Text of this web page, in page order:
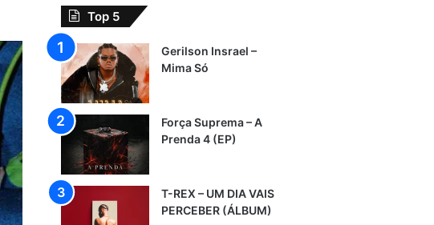
Top 5
Gerilson Insrael –
Mima Só
Força Suprema – A
Prenda 4 (EP)
T-REX – UM DIA VAIS
PERCEBER (ÁLBUM)